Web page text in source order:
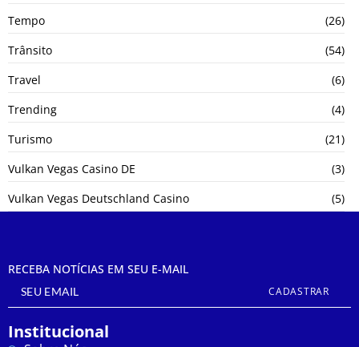
Tempo
(26)
Trânsito
(54)
Travel
(6)
Trending
(4)
Turismo
(21)
Vulkan Vegas Casino DE
(3)
Vulkan Vegas Deutschland Casino
(5)
RECEBA NOTÍCIAS EM SEU E-MAIL
CADASTRAR
Institucional